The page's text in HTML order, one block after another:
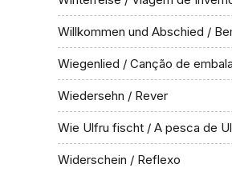
Willkommen und Abschied /
Wiegenlied / Canção de
Wiedersehn / Rever
Wie Ulfru fischt / A pesca de
Widerschein / Reflexo